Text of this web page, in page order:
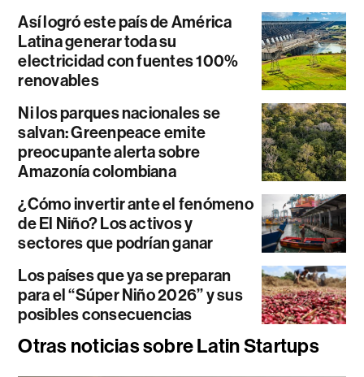
Así logró este país de América
Latina generar toda su
electricidad con fuentes 100%
renovables
Ni los parques nacionales se
salvan: Greenpeace emite
preocupante alerta sobre
Amazonía colombiana
¿Cómo invertir ante el fenómeno
de El Niño? Los activos y
sectores que podrían ganar
Los países que ya se preparan
para el “Súper Niño 2026” y sus
posibles consecuencias
Otras noticias sobre Latin Startups